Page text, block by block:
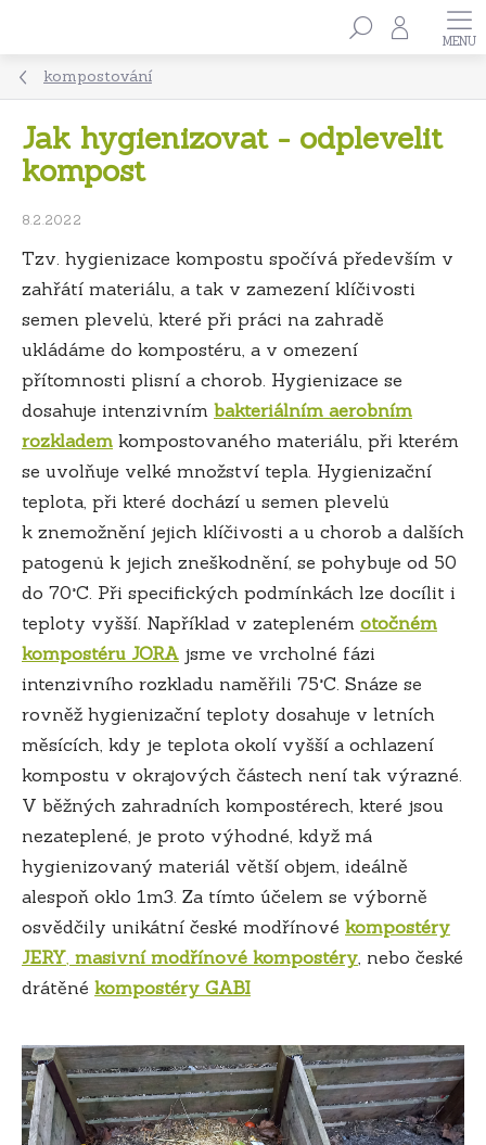
Hledat
kompostování
Jak hygienizovat - odplevelit
kompost
8.2.2022
Tzv. hygienizace kompostu spočívá především v
zahřátí materiálu, a tak v zamezení klíčivosti
semen plevelů, které při práci na zahradě
ukládáme do kompostéru, a v omezení
přítomnosti plisní a chorob. Hygienizace se
dosahuje intenzivním bakteriálním aerobním
rozkladem kompostovaného materiálu, při kterém
se uvolňuje velké množství tepla. Hygienizační
teplota, při které dochází u semen plevelů
k znemožnění jejich klíčivosti a u chorob a dalších
patogenů k jejich zneškodnění, se pohybuje od 50
do 70°C. Při specifických podmínkách lze docílit i
teploty vyšší. Například v zatepleném otočném
kompostéru JORA jsme ve vrcholné fázi
intenzivního rozkladu naměřili 75°C. Snáze se
rovněž hygienizační teploty dosahuje v letních
měsících, kdy je teplota okolí vyšší a ochlazení
kompostu v okrajových částech není tak výrazné.
V běžných zahradních kompostérech, které jsou
nezateplené, je proto výhodné, když má
hygienizovaný materiál větší objem, ideálně
alespoň oklo 1m3. Za tímto účelem se výborně
osvědčily unikátní české modřínové kompostéry
JERY, masivní modřínové kompostéry, nebo české
drátěné kompostéry GABI